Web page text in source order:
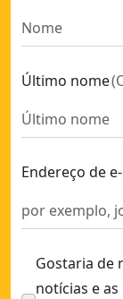
Último nome(
Endereço de
Gostaria de
notícias e